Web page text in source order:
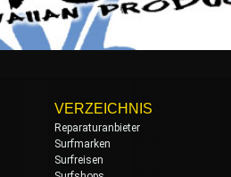
VERZEICHNIS
Reparaturanbieter
Surfmarken
Surfreisen